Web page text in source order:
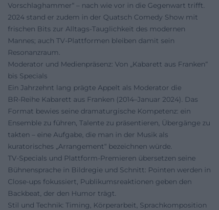
Vorschlaghammer“ – nach wie vor in die Gegenwart trifft.
2024 stand er zudem in der Quatsch Comedy Show mit
frischen Bits zur Alltags‑Tauglichkeit des modernen
Mannes; auch TV‑Plattformen bleiben damit sein
Resonanzraum.
Moderator und Medienpräsenz: Von „Kabarett aus Franken“
bis Specials
Ein Jahrzehnt lang prägte Appelt als Moderator die
BR‑Reihe Kabarett aus Franken (2014–Januar 2024). Das
Format bewies seine dramaturgische Kompetenz: ein
Ensemble zu führen, Talente zu präsentieren, Übergänge zu
takten – eine Aufgabe, die man in der Musik als
kuratorisches „Arrangement“ bezeichnen würde.
TV‑Specials und Plattform‑Premieren übersetzen seine
Bühnensprache in Bildregie und Schnitt: Pointen werden in
Close‑ups fokussiert, Publikumsreaktionen geben den
Backbeat, der den Humor trägt.
Stil und Technik: Timing, Körperarbeit, Sprachkomposition